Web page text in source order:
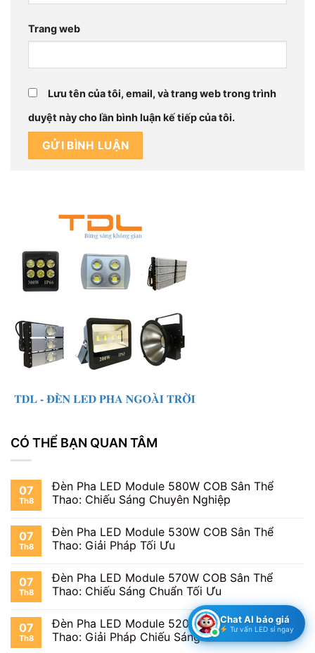
Trang web
Lưu tên của tôi, email, và trang web trong trình
duyệt này cho lần bình luận kế tiếp của tôi.
CÓ THỂ BẠN QUAN TÂM
07
Th8
Đèn Pha LED Module 580W COB Sân Thể
Thao: Chiếu Sáng Chuyên Nghiệp
07
Th8
Đèn Pha LED Module 530W COB Sân Thể
Thao: Giải Pháp Tối Ưu
07
Th8
Đèn Pha LED Module 570W COB Sân Thể
Thao: Chiếu Sáng Chuẩn Tối Ưu
07
Th8
Đèn Pha LED Module 520W COB Sân Thể
Thao: Giải Pháp Chiếu Sáng Tối Ưu
Chat AI báo giá
Tư vấn LED sỉ ngay